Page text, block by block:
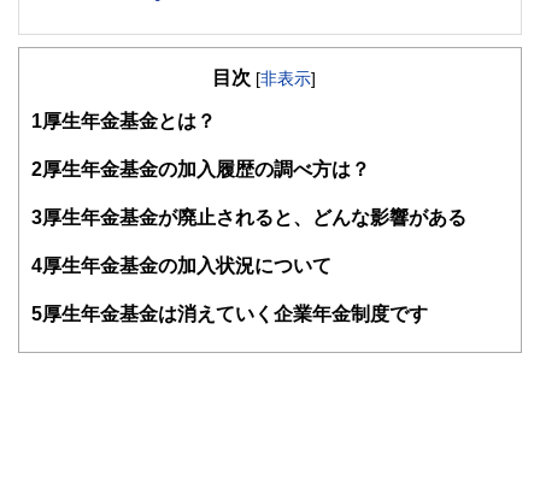
２級ファイナンシャルプランナー
活かして活動を始める。
する傍ら、フリーライターとして精力的に活動中。広範な知
目次 [非表示]
1厚生年金基金とは？
2厚生年金基金の加入履歴の調べ方は？
3厚生年金基金が廃止されると、どんな影響がある
4厚生年金基金の加入状況について
5厚生年金基金は消えていく企業年金制度です